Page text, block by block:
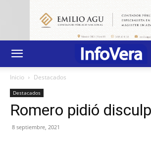
Inicio Destacados
Destacados
Romero pidió
8 septiembre, 2021